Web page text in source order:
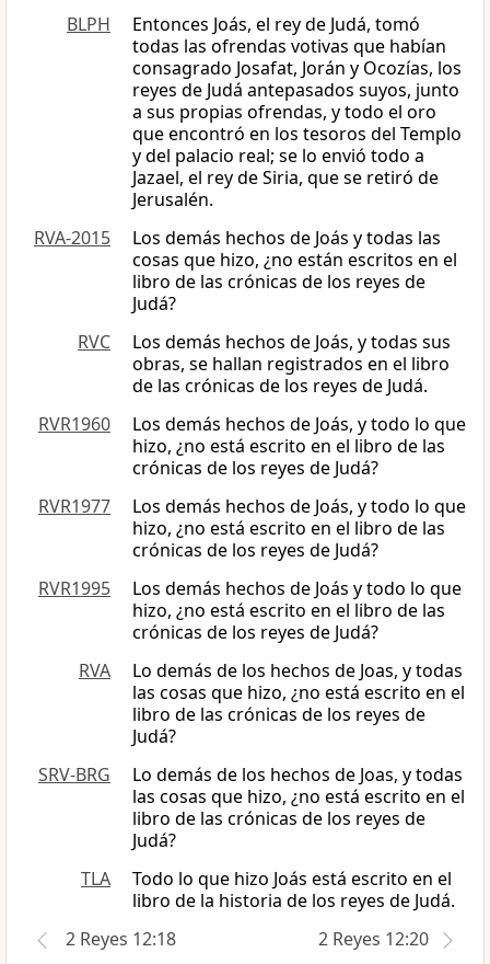
BLPH
Entonces Joás, el rey de Judá, tomó
todas las ofrendas votivas que habían
consagrado Josafat, Jorán y Ocozías, los
reyes de Judá antepasados suyos, junto
a sus propias ofrendas, y todo el oro
que encontró en los tesoros del Templo
y del palacio real; se lo envió todo a
Jazael, el rey de Siria, que se retiró de
Jerusalén.
RVA-2015
Los demás hechos de Joás y todas las
cosas que hizo, ¿no están escritos en el
libro de las crónicas de los reyes de
Judá?
RVC
Los demás hechos de Joás, y todas sus
obras, se hallan registrados en el libro
de las crónicas de los reyes de Judá.
RVR1960
Los demás hechos de Joás, y todo lo que
hizo, ¿no está escrito en el libro de las
crónicas de los reyes de Judá?
RVR1977
Los demás hechos de Joás, y todo lo que
hizo, ¿no está escrito en el libro de las
crónicas de los reyes de Judá?
RVR1995
Los demás hechos de Joás y todo lo que
hizo, ¿no está escrito en el libro de las
crónicas de los reyes de Judá?
RVA
Lo demás de los hechos de Joas, y todas
las cosas que hizo, ¿no está escrito en el
libro de las crónicas de los reyes de
Judá?
SRV-BRG
Lo demás de los hechos de Joas, y todas
las cosas que hizo, ¿no está escrito en el
libro de las crónicas de los reyes de
Judá?
TLA
Todo lo que hizo Joás está escrito en el
libro de la historia de los reyes de Judá.
2 Reyes 12:18
2 Reyes 12:20